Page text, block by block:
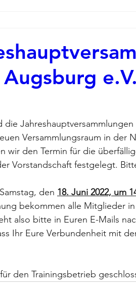
e.V.
Jahreshauptversammlungen
Versammlungsraum in der
wir den Termin für die
Vorstandschaft festgelegt.
den 18. Juni 2022, um
bekommen alle Mitglieder
also bitte in Euren E-Mails
Ihr Eure Verbundenheit mit
den Trainingsbetrieb